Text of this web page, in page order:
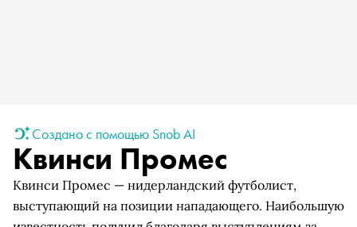
Создано с помощью Snob AI
Квинси Промес
Квинси Промес — нидерландский футболист,
выступающий на позиции нападающего. Наибольшую